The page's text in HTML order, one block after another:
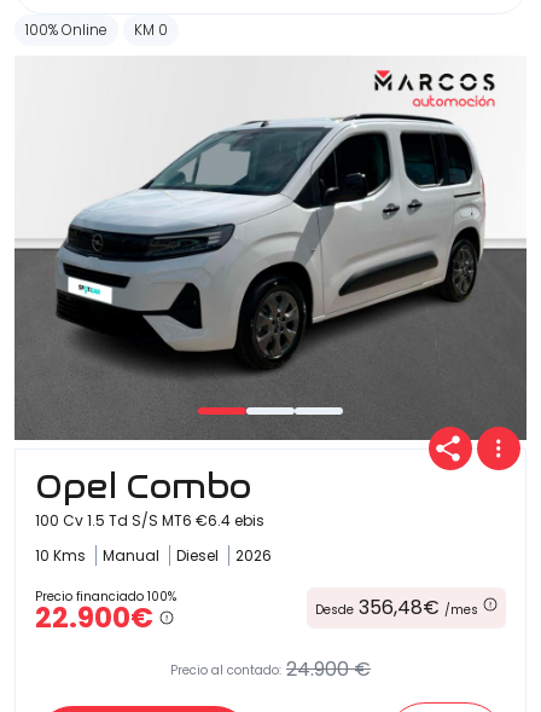
Transmisión
Carrocería
100% Online KM 0
Opel Combo
100 Cv 1.5 Td S/S MT6 €6.4 ebis
10 Kms
Manual Diesel 2026
Precio financiado 100%
22.900€ Desde 356,48€ /mes
Precio al contado: 24.900 €